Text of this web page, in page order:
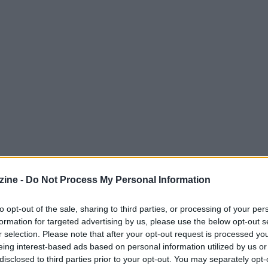
- Do Not Process My Personal Information
opt-out of the sale, sharing to third parties, or processing of your
for targeted advertising by us, please use the below opt-out
selection. Please note that after your opt-out request is processed
interest-based ads based on personal information utilized by us
to third parties prior to your opt-out. You may separately
ricerca italiana
tenutisi a Pagani nel mese di ottobre, l’azienda
1.000 brevetti registrati dai team italiani dal
l’eccellenza della ricerca nel settore delle reti